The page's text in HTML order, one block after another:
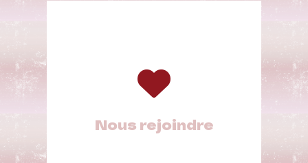
Nous rejoindre